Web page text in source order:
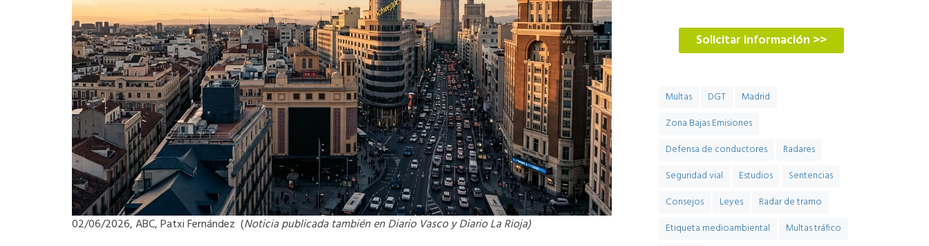
02/06/2026, ABC, Patxi Fernández (Noticia publicada también en Diario Vasco y Diario La Rioja)
Solicitar información >>
Multas DGT
Madrid
Zona Bajas Emisiones
Defensa de conductores
Radares
Seguridad vial
Estudios
Sentencias
Consejos
Leyes
Radar de tramo
Etiqueta medioambiental
Multas tráfico